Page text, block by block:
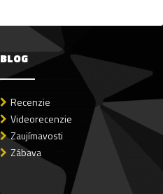
BLOG
Recenzie
Videorecenzie
Zaujímavosti
Zábava